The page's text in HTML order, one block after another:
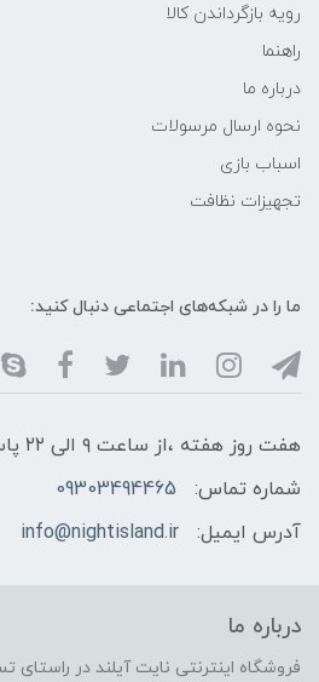
رویه بازگرداندن کالا
راهنما
درباره ما
نحوه ارسال مرسولات
اسباب بازی
تجهیزات نظافت
ما را در شبکه‌های اجتماعی دنبال کنید:
هفت روز هفته ،از ساعت ۹ الی ۲۲ پاسخگوی شما هستیم
شماره تماس:
09303494465
آدرس ایمیل:
info@nightisland.ir
درباره ما
فروشگاه اینترنتی نایت آیلند در راستای